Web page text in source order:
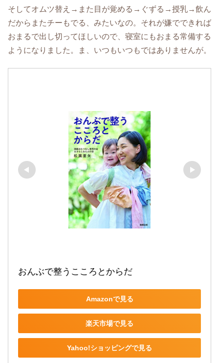
そしてオムツ替え→また目が覚める→ぐずる→授乳→飲ん
だからまたチーもでる、みたいなの。それが嫌でできれば
おまるで出し切ってほしいので、寝室にもおまる常備する
ようになりました。ま、いつもいつもではありませんが。
おんぶで整うこころとからだ
Amazonで見る
楽天市場で見る
Yahoo!ショッピングで見る